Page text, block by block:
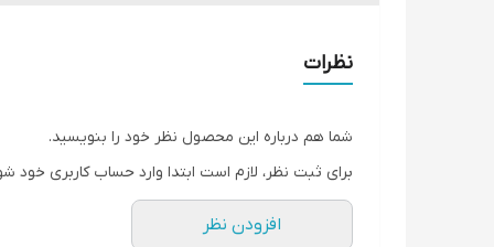
حجم موتور:
مشخصات شاسی کاتر
شاسی کاتر دارای نشانگر آب
ضخامت ورق کف4میلی متر
بسیار باکیفیت
نظرات
شما هم درباره این محصول نظر خود را بنویسید.
برای ثبت نظر، لازم است ابتدا وارد حساب کاربری خود
افزودن نظر